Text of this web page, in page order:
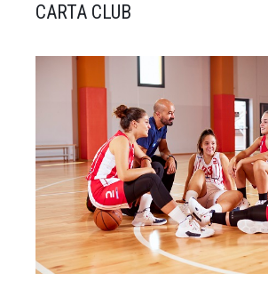
CARTA CLUB